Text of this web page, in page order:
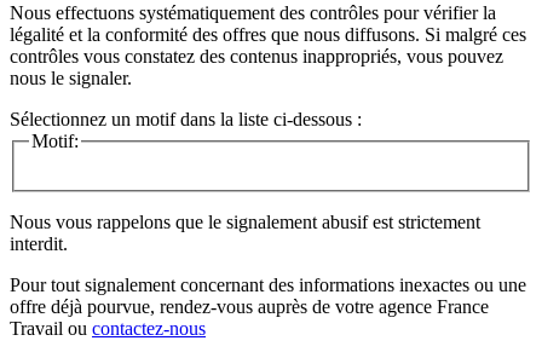
Nous effectuons systématiquement des contrôles pour vérifier la
légalité et la conformité des offres que nous diffusons. Si malgré ces
contrôles vous constatez des contenus inappropriés, vous pouvez
nous le signaler.
Sélectionnez un motif dans la liste ci-dessous :
Motif:
Nous vous rappelons que le signalement abusif est strictement
interdit.
Pour tout signalement concernant des informations inexactes ou une
offre déjà pourvue, rendez-vous auprès de votre agence France
Travail ou contactez-nous